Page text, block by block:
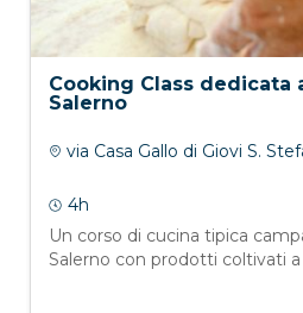
Cooking Class dedicata
Salerno
via Casa Gallo di Giovi S.
4h
Un corso di cucina tipica
Salerno con prodotti coltivati